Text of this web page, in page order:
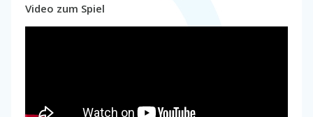
Video zum Spiel